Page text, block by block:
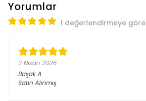
Yorumlar
1 değerlendirmeye göre
2 Nisan 2026
Başak A.
Satın Alınmış